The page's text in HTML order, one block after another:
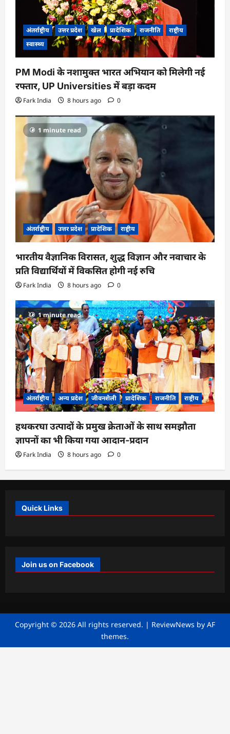
अंतर्राष्ट्रीय उत्तर प्रदेश खेल प्रादेशिक राजनीति
राष्ट्रीय
स्वास्थ्य
PM Modi के नशामुक्त भारत अभियान को मिलेगी नई
रफ्तार, UP Universities में बड़ा कदम
Fark India 8 hours ago 0
1 minute read
अंतर्राष्ट्रीय उत्तर प्रदेश प्रादेशिक राष्ट्रीय
भारतीय वैज्ञानिक विरासत, शुद्ध विज्ञान और नवाचार के
प्रति विद्यार्थियों में विकसित होगी नई रुचि
Fark India 8 hours ago 0
1 minute read
अंतर्राष्ट्रीय अन्य प्रदेश जीवनशैली प्रादेशिक राजनीति राष्ट्रीय
हथकरघा उत्पादों के प्रमुख क्रेताओं के साथ समझौता
ज्ञापनों का भी किया गया आदान-प्रदान
Fark India 8 hours ago 0
Quick Links
Join us on Facebook
Copyright © 2026 All rights reserved. | ReviewNews by AF
themes.